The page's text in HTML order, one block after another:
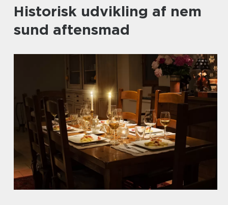
Historisk udvikling af nem
sund aftensmad